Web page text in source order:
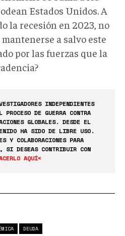
Estados Unidos. A
la recesión en 2023, no
a salvo este
por las fuerzas que la
INDEPENDIENTES
DE GUERRA CONTRA
GLOBALES. DESDE EL
HA SIDO DE LIBRE USO.
Y COLABORACIONES PARA
SI DESEAS CONTRIBUIR CON
AQUÍ<
DEUDA